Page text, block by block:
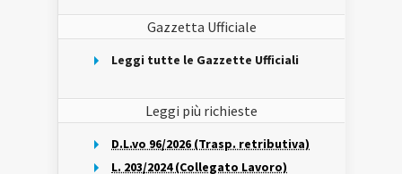
Gazzetta Ufficiale
Leggi tutte le Gazzette Ufficiali
Leggi più richieste
D.L.vo 96/2026 (Trasp. retributiva)
L. 203/2024 (Collegato Lavoro)